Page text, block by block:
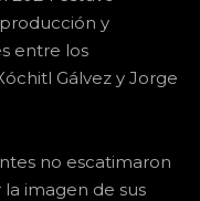
y
entre los
Gálvez y Jorge
no escatimaron
imagen de sus